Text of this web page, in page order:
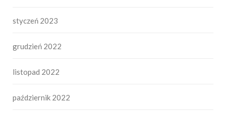
styczeń 2023
grudzień 2022
listopad 2022
październik 2022